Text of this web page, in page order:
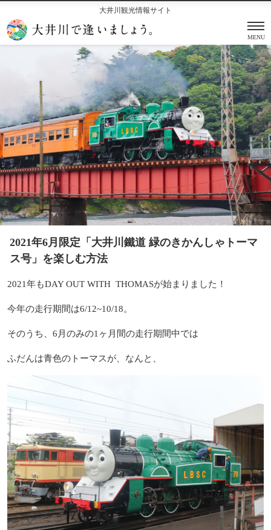
大井川観光情報サイト
MENU
2021年6月限定「大井川鐵道 緑のきかんしゃトーマ
ス号」を楽しむ方法
2021年もDAY OUT WITH THOMASが始まりました！
今年の走行期間は6/12~10/18。
そのうち、6月のみの1ヶ月間の走行期間中では
ふだんは青色のトーマスが、なんと、